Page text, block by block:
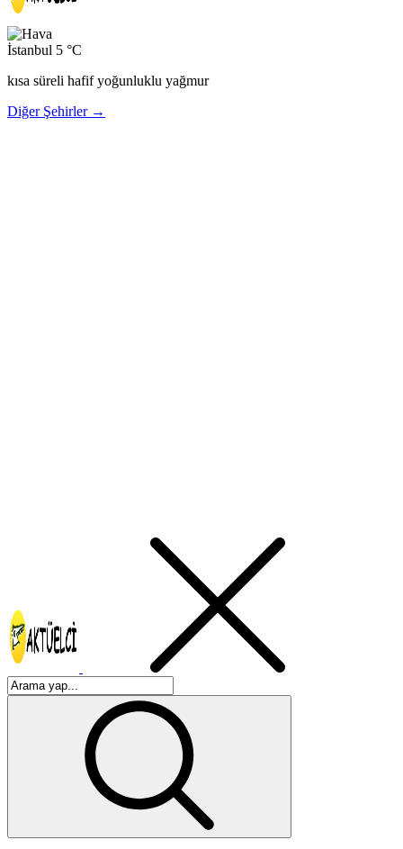
İstanbul 5 °C
kısa süreli hafif yoğunluklu yağmur
Diğer Şehirler →